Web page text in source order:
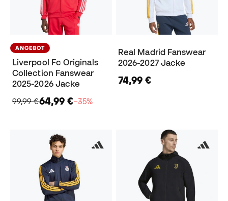
ANGEBOT
Liverpool Fc Originals
Collection Fanswear
2025-2026 Jacke
99,99 €64,99 €−35%
Real Madrid Fanswear
2026-2027 Jacke
74,99 €